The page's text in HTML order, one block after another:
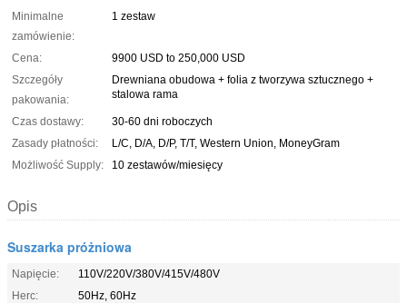
Minimalne
zamówienie:
1 zestaw
Cena:
9900 USD to 250,000 USD
Szczegóły
pakowania:
Drewniana obudowa + folia z tworzywa sztucznego +
stalowa rama
Czas dostawy:
30-60 dni roboczych
Zasady płatności:
L/C, D/A, D/P, T/T, Western Union, MoneyGram
Możliwość Supply:
10 zestawów/miesięcy
Opis
Suszarka próżniowa
Napięcie:
110V/220V/380V/415V/480V
Herc:
50Hz, 60Hz